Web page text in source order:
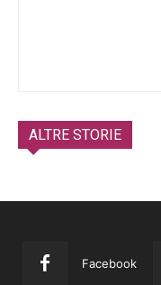
ALTRE STORIE
Facebook